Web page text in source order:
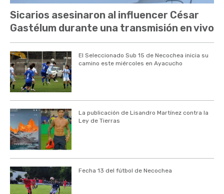
Sicarios asesinaron al influencer César
Gastélum durante una transmisión en vivo
El Seleccionado Sub 15 de Necochea inicia su
camino este miércoles en Ayacucho
La publicación de Lisandro Martínez contra la
Ley de Tierras
Fecha 13 del fútbol de Necochea